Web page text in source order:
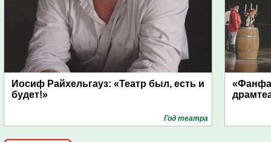
Иосиф Райхельгауз: «Театр был, есть и
будет!»
Год театра